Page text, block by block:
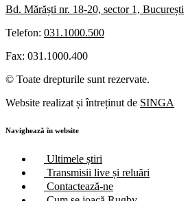
Bd. Mărăști nr. 18-20, sector 1, București
Telefon: 031.1000.500
Fax: 031.1000.400
© Toate drepturile sunt rezervate.
Website realizat și întreținut de SINGA
Navighează în website
Ultimele știri
Transmisii live și reluări
Contactează-ne